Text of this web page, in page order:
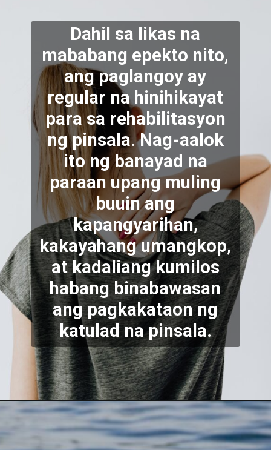
Dahil sa likas na
mababang epekto nito,
ang paglangoy ay
regular na hinihikayat
para sa rehabilitasyon
ng pinsala. Nag-aalok
ito ng banayad na
paraan upang muling
buuin ang
kapangyarihan,
kakayahang umangkop,
at kadaliang kumilos
habang binabawasan
ang pagkakataon ng
katulad na pinsala.